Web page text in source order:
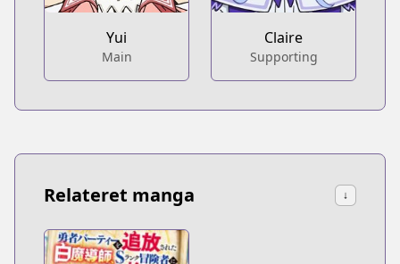
Yui
Main
Claire
Supporting
Relateret manga ↓